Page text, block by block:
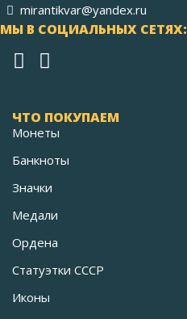
mirantikvar@yandex.ru
МЫ В СОЦИАЛЬНЫХ СЕТЯХ:
ЧТО ПОКУПАЕМ
Монеты
Банкноты
Значки
Медали
Ордена
Статуэтки СССР
Иконы